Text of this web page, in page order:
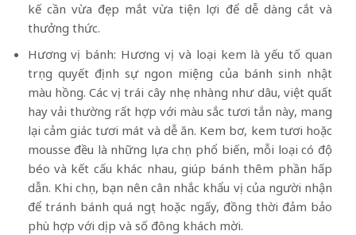
kế cần vừa đẹp mắt vừa tiện lợi để dễ dàng cắt và
thưởng thức.
Hương vị bánh: Hương vị và loại kem là yếu tố quan
trọng quyết định sự ngon miệng của bánh sinh nhật
màu hồng. Các vị trái cây nhẹ nhàng như dâu, việt quất
hay vải thường rất hợp với màu sắc tươi tắn này, mang
lại cảm giác tươi mát và dễ ăn. Kem bơ, kem tươi hoặc
mousse đều là những lựa chọn phổ biến, mỗi loại có độ
béo và kết cấu khác nhau, giúp bánh thêm phần hấp
dẫn. Khi chọn, bạn nên cân nhắc khẩu vị của người nhận
để tránh bánh quá ngọt hoặc ngấy, đồng thời đảm bảo
phù hợp với dịp và số đông khách mời.